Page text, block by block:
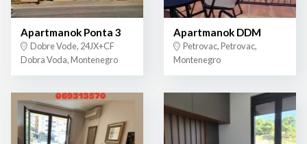
Apartmanok Ponta 3
Dobre Vode, 24JX+CF
Dobra Voda, Montenegro
Apartmanok DDM
Petrovac, Petrovac,
Montenegro